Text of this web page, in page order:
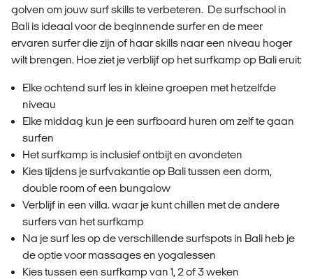
golven om jouw surf skills te verbeteren. De surfschool in
Bali is ideaal voor de beginnende surfer en de meer
ervaren surfer die zijn of haar skills naar een niveau hoger
wilt brengen. Hoe ziet je verblijf op het surfkamp op Bali eruit:
Elke ochtend surf les in kleine groepen met hetzelfde
niveau
Elke middag kun je een surfboard huren om zelf te gaan
surfen
Het surfkamp is inclusief ontbijt en avondeten
Kies tijdens je surfvakantie op Bali tussen een dorm,
double room of een bungalow
Verblijf in een villa. waar je kunt chillen met de andere
surfers van het surfkamp
Na je surf les op de verschillende surfspots in Bali heb je
de optie voor massages en yogalessen
Kies tussen een surfkamp van 1, 2 of 3 weken